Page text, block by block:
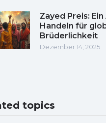
Zayed Preis:
Handeln für
Brüderlichkeit
Dezember 14, 2025
topics